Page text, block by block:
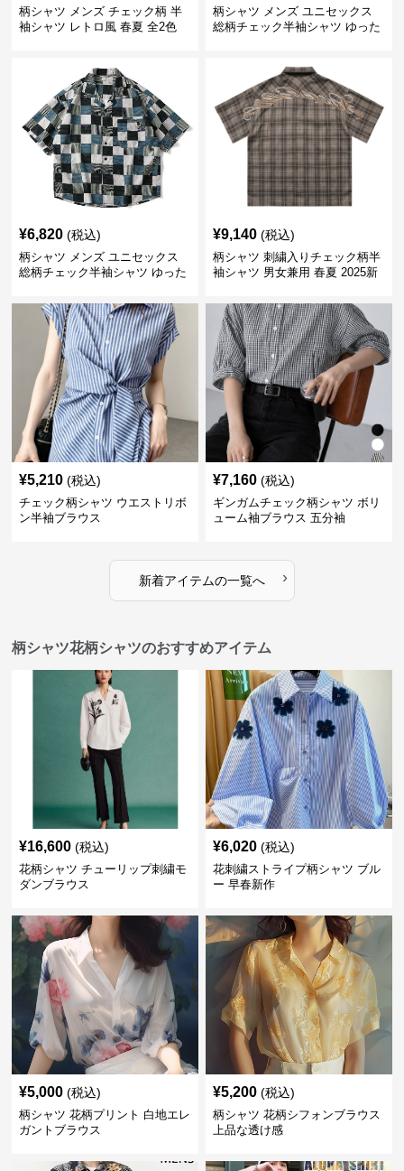
柄シャツ メンズ チェック柄 半
袖シャツ レトロ風 春夏 全2色
柄シャツ メンズ ユニセックス
総柄チェック半袖シャツ ゆった
¥6,820 (税込)
柄シャツ メンズ ユニセックス
総柄チェック半袖シャツ ゆった
¥9,140 (税込)
柄シャツ 刺繍入りチェック柄半
袖シャツ 男女兼用 春夏 2025新
¥5,210 (税込)
チェック柄シャツ ウエストリボ
ン半袖ブラウス
¥7,160 (税込)
ギンガムチェック柄シャツ ボリ
ューム袖ブラウス 五分袖
新着アイテムの一覧へ ›
柄シャツ花柄シャツのおすすめアイテム
¥16,600 (税込)
花柄シャツ チューリップ刺繍モ
ダンブラウス
¥6,020 (税込)
花刺繍ストライプ柄シャツ ブル
ー 早春新作
¥5,000 (税込)
柄シャツ 花柄プリント 白地エレ
ガントブラウス
¥5,200 (税込)
柄シャツ 花柄シフォンブラウス
上品な透け感